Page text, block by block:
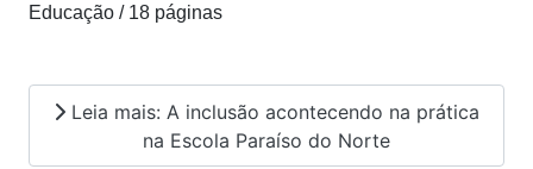
Educação / 18 páginas
Leia mais: A inclusão acontecendo na prática
na Escola Paraíso do Norte